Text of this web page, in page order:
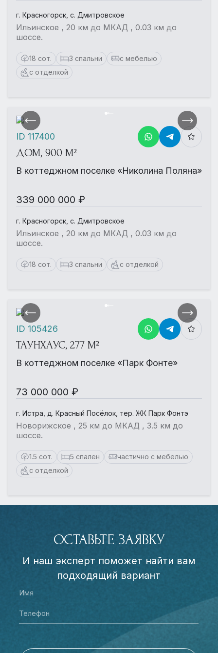
г. Красногорск, с. Дмитровское
Ильинское , 20 км до МКАД , 0.03 км до
шоссе.
18 сот. 3 спальни
с мебелью
с отделкой
ДОМ, 900 М²
В коттеджном поселке «Николина Поляна»
339 000 000 ₽
г. Красногорск, с. Дмитровское
Ильинское , 20 км до МКАД , 0.03 км до
шоссе.
18 сот. 3 спальни с отделкой
ID 117400
ТАУНХАУС, 277 М²
В коттеджном поселке «Парк Фонте»
73 000 000 ₽
г. Истра, д. Красный Посёлок, тер. ЖК Парк Фонтэ
Новорижское , 25 км до МКАД , 3.5 км до
шоссе.
1.5 сот. 5 спален
частично с мебелью
с отделкой
ID 105426
ОСТАВЬТЕ ЗАЯВКУ
И наш эксперт поможет найти вам
подходящий вариант